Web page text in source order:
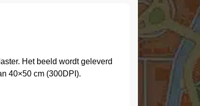
Het beeld wordt geleverd
40×50 cm (300DPI).